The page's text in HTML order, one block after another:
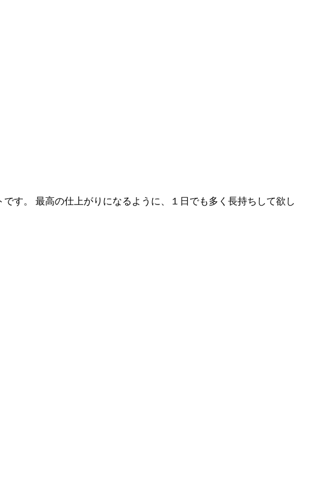
す。 最高の仕上がりになるように、１日でも多く長持ちして欲し